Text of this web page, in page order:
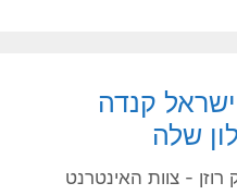
קנדה
שלה
רוזן - צוות האינטרנט